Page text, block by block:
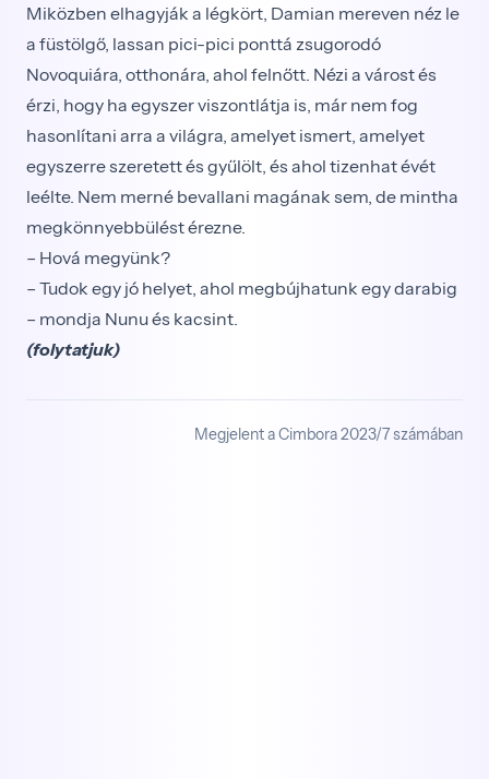
Miközben elhagyják a légkört, Damian mereven néz le
a füstölgő, lassan pici-pici ponttá zsugorodó
Novoquiára, otthonára, ahol felnőtt. Nézi a várost és
érzi, hogy ha egyszer viszontlátja is, már nem fog
hasonlítani arra a világra, amelyet ismert, amelyet
egyszerre szeretett és gyűlölt, és ahol tizenhat évét
leélte. Nem merné bevallani magának sem, de mintha
megkönnyebbülést érezne.
– Hová megyünk?
– Tudok egy jó helyet, ahol megbújhatunk egy darabig
– mondja Nunu és kacsint.
(folytatjuk)
Megjelent a Cimbora 2023/7 számában